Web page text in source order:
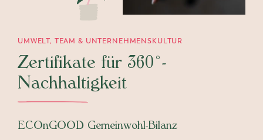
UMWELT, TEAM & UNTERNEHMENSKULTUR
Zertifikate für 360°-
Nachhaltigkeit
ECOnGOOD Gemeinwohl-Bilanz